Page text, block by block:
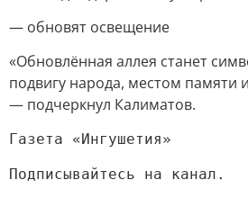
— обновят освещение
«Обновлённая аллея станет
подвигу народа, местом памяти
— подчеркнул Калиматов.
Газета «Ингушетия»
Подписывайтесь на канал.